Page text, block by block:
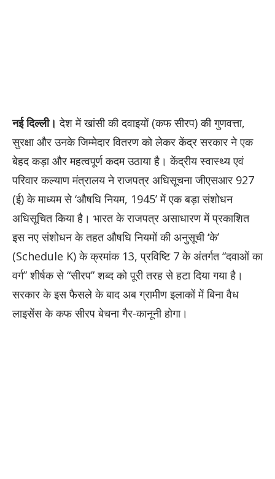
नई दिल्ली। देश में खांसी की दवाइयों (कफ सीरप) की गुणवत्ता,
सुरक्षा और उनके जिम्मेदार वितरण को लेकर केंद्र सरकार ने एक
बेहद कड़ा और महत्वपूर्ण कदम उठाया है। केंद्रीय स्वास्थ्य एवं
परिवार कल्याण मंत्रालय ने राजपत्र अधिसूचना जीएसआर 927
(ई) के माध्यम से ‘औषधि नियम, 1945’ में एक बड़ा संशोधन
अधिसूचित किया है। भारत के राजपत्र असाधारण में प्रकाशित
इस नए संशोधन के तहत औषधि नियमों की अनुसूची ‘के’
(Schedule K) के क्रमांक 13, प्रविष्टि 7 के अंतर्गत “दवाओं का
वर्ग” शीर्षक से “सीरप” शब्द को पूरी तरह से हटा दिया गया है।
सरकार के इस फैसले के बाद अब ग्रामीण इलाकों में बिना वैध
लाइसेंस के कफ सीरप बेचना गैर-कानूनी होगा।